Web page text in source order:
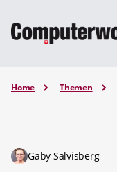
Home Themen
Gaby Salvisberg